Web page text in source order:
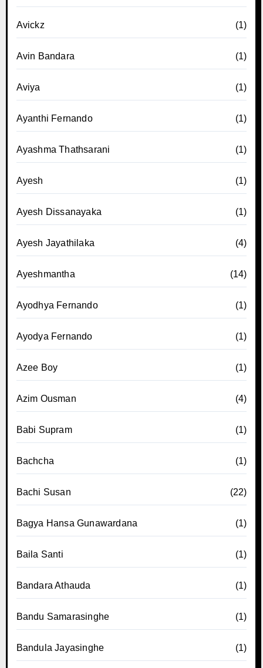
Avickz (1)
Avin Bandara (1)
Aviya (1)
Ayanthi Fernando (1)
Ayashma Thathsarani (1)
Ayesh (1)
Ayesh Dissanayaka (1)
Ayesh Jayathilaka (4)
Ayeshmantha (14)
Ayodhya Fernando (1)
Ayodya Fernando (1)
Azee Boy (1)
Azim Ousman (4)
Babi Supram (1)
Bachcha (1)
Bachi Susan (22)
Bagya Hansa Gunawardana (1)
Baila Santi (1)
Bandara Athauda (1)
Bandu Samarasinghe (1)
Bandula Jayasinghe (1)